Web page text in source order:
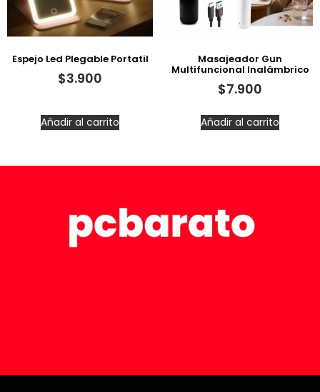
Espejo Led Plegable Portatil
$3.900
Añadir al carrito
Masajeador Gun
Multifuncional Inalámbrico
$7.900
Añadir al carrito